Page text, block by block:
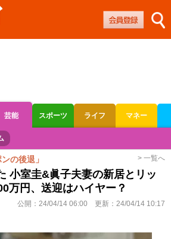
芸能 スポーツ ライフ マネー
オートレース
の後退」 > 一覧へ
小室圭&眞子夫妻の新居とリッ
万円、送迎はハイヤー？
公開： 24/04/14 06:00 更新： 24/04/14 10:17